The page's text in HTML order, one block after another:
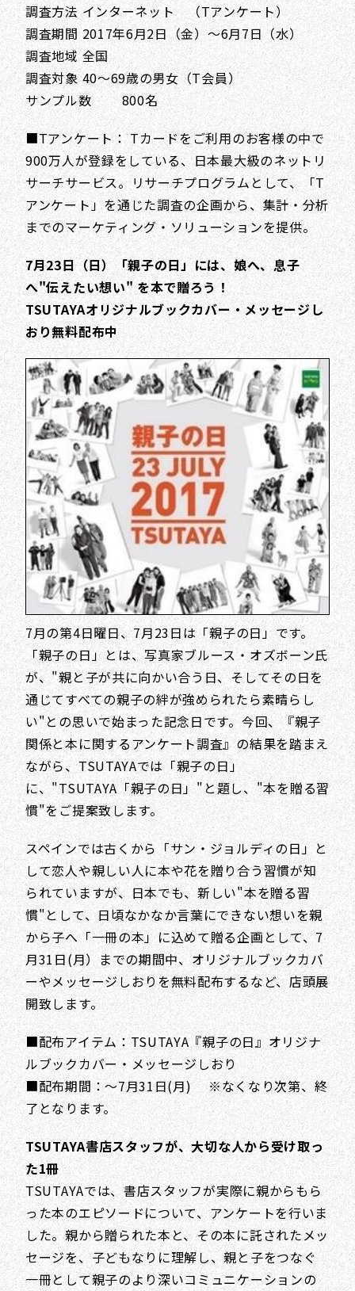
調査方法 インターネット （Tアンケート）
調査期間 2017年6月2日（金）～6月7日（水）
調査地域 全国
調査対象 40～69歳の男女（T会員）
サンプル数 800名
■Tアンケート： Tカードをご利用のお客様の中で
900万人が登録をしている、日本最大級のネットリ
サーチサービス。リサーチプログラムとして、「T
アンケート」を通じた調査の企画から、集計・分析
までのマーケティング・ソリューションを提供。
7月23日（日）「親子の日」には、娘へ、息子
へ"伝えたい想い" を本で贈ろう！
TSUTAYAオリジナルブックカバー・メッセージし
おり無料配布中
7月の第4日曜日、7月23日は「親子の日」です。
「親子の日」とは、写真家ブルース・オズボーン氏
が、"親と子が共に向かい合う日、そしてその日を
通じてすべての親子の絆が強められたら素晴らし
い"との思いで始まった記念日です。今回、『親子
関係と本に関するアンケート調査』の結果を踏まえ
ながら、TSUTAYAでは「親子の日」
に、"TSUTAYA「親子の日」"と題し、"本を贈る習
慣"をご提案致します。
スペインでは古くから「サン・ジョルディの日」と
して恋人や親しい人に本や花を贈り合う習慣が知
られていますが、日本でも、新しい"本を贈る習
慣"として、日頃なかなか言葉にできない想いを親
から子へ「一冊の本」に込めて贈る企画として、7
月31日(月）までの期間中、オリジナルブックカバ
ーやメッセージしおりを無料配布するなど、店頭展
開致します。
■配布アイテム：TSUTAYA『親子の日』オリジナ
ルブックカバー・メッセージしおり
■配布期間：～7月31日(月) ※なくなり次第、終
了となります。
TSUTAYA書店スタッフが、大切な人から受け取っ
た1冊
TSUTAYAでは、書店スタッフが実際に親からもら
った本のエピソードについて、アンケートを行いま
した。親から贈られた本と、その本に託されたメッ
セージを、子どもなりに理解し、親と子をつなぐ
一冊として親子のより深いコミュニケーションの